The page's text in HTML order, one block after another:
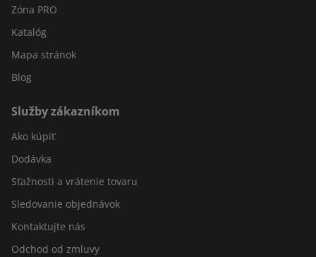
Zóna PRO
Katalóg
Mapa stránok
Blog
Služby zákazníkom
Ako kúpiť
Dodávka
Sťažnosti a vrátenie tovaru
Sledovanie objednávok
Kontaktujte nás
Odchod od zmluvy